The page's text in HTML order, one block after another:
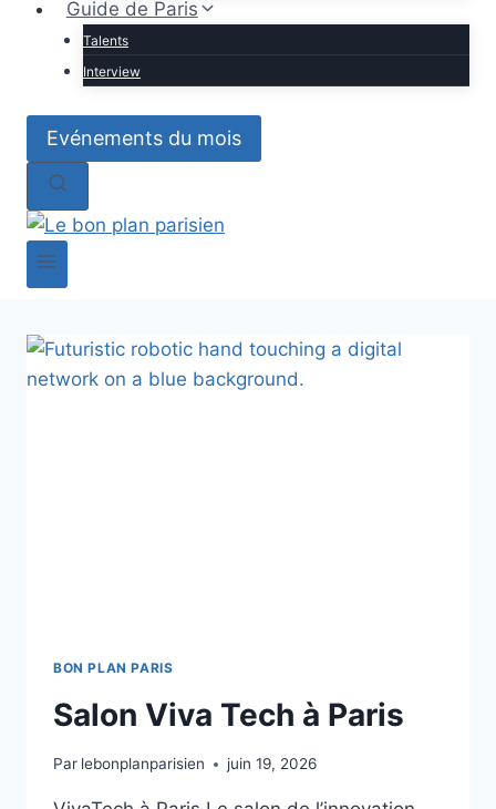
Guide de Paris
Talents
Interview
Evénements du mois
BON PLAN PARIS
Salon Viva Tech à Paris
Par lebonplanparisien juin 19, 2026